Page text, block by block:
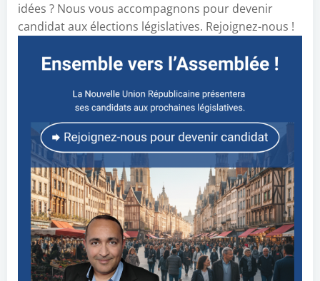
idées ? Nous vous accompagnons pour devenir
candidat aux élections législatives. Rejoignez-nous !